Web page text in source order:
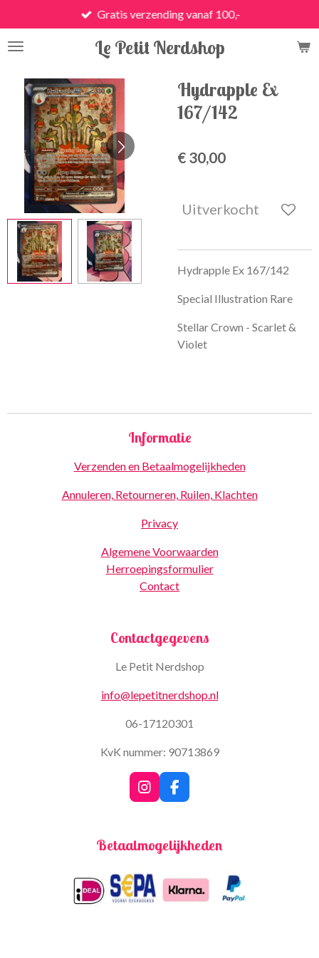
direct
naar
hoofdinhoud
Le Petit Nerdshop
Gratis verzending vanaf 100,-
Hydrapple Ex
167/142
€ 30,00
Uitverkocht
Hydrapple Ex 167/142
Special Illustration Rare
Stellar Crown - Scarlet &
Violet
Informatie
Verzenden en Betaalmogelijkheden
Annuleren, Retourneren, Ruilen, Klachten
Privacy
Algemene Voorwaarden
Herroepingsformulier
Contact
Contactgegevens
Le Petit Nerdshop
info@lepetitnerdshop.nl
06-17120301
KvK nummer: 90713869
I
n
a
r
a
m
F
a
b
k
Betaalmogelijkheden